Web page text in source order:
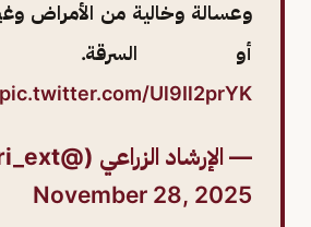
وعسالة وخالية من الأمراض
أو
pic.twitter.com/Ul9Il2prYK
— الإرشاد الزراعي (@agri_ext)
November 28, 2025